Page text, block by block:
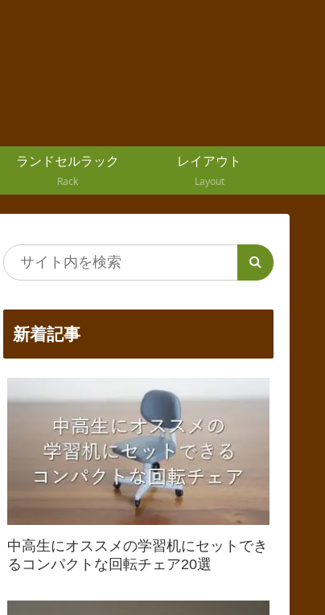
ランドセルラック
Rack
レイアウト
Layout
新着記事
中高生にオススメの学習机にセットでき
るコンパクトな回転チェア20選